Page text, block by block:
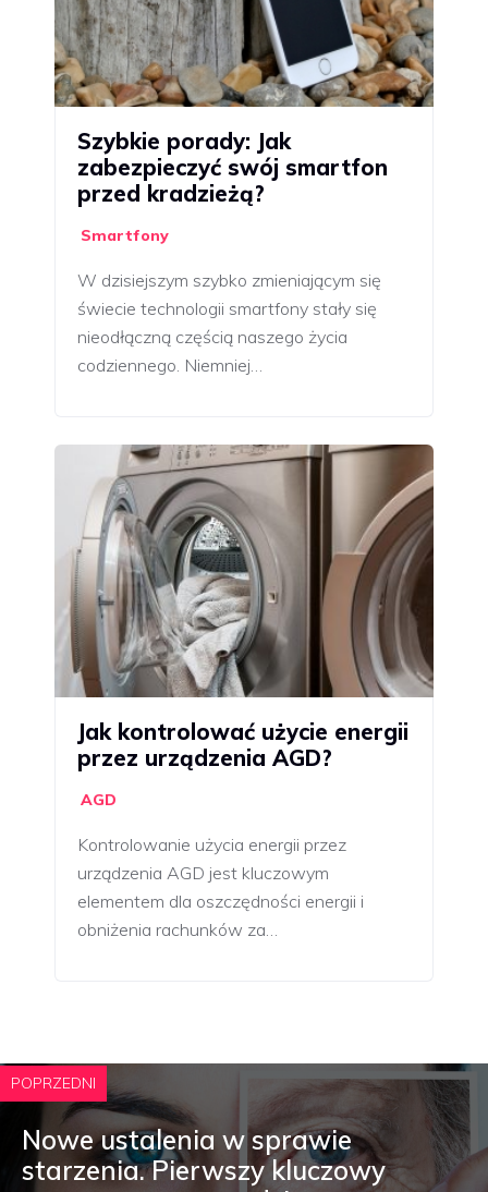
Szybkie porady: Jak
zabezpieczyć swój smartfon
przed kradzieżą?
Smartfony
W dzisiejszym szybko zmieniającym się
świecie technologii smartfony stały się
nieodłączną częścią naszego życia
codziennego. Niemniej…
Jak kontrolować użycie energii
przez urządzenia AGD?
AGD
Kontrolowanie użycia energii przez
urządzenia AGD jest kluczowym
elementem dla oszczędności energii i
obniżenia rachunków za…
POPRZEDNI
Nowe ustalenia w sprawie
starzenia. Pierwszy kluczowy